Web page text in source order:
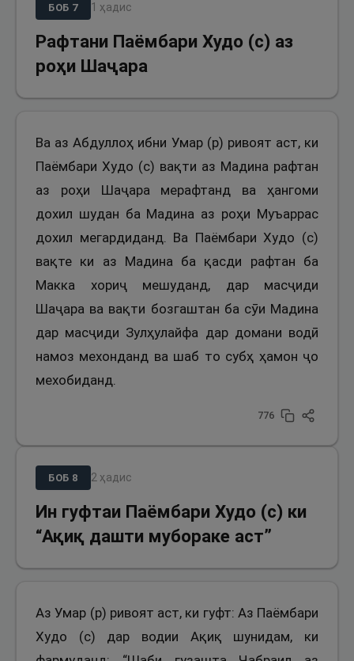
БОБ 7 1 ҳадис
Рафтани Паёмбари Худо (с) аз
роҳи Шаҷара
Ва аз Абдуллоҳ ибни Умар (р) ривоят аст, ки
Паёмбари Худо (с) вақти аз Мадина рафтан
аз роҳи Шаҷара мерафтанд ва ҳангоми
дохил шудан ба Мадина аз роҳи Муъаррас
дохил мегардиданд. Ва Паёмбари Худо (с)
вақте ки аз Мадина ба қасди рафтан ба
Макка хориҷ мешуданд, дар масҷиди
Шаҷара ва вақти бозгаштан ба сӯи Мадина
дар масҷиди Зулҳулайфа дар домани водӣ
намоз мехонданд ва шаб то субҳ ҳамон ҷо
мехобиданд.
776
БОБ 8 2 ҳадис
Ин гуфтаи Паёмбари Худо (с) ки
“Ақиқ дашти мубораке аст”
Аз Умар (р) ривоят аст, ки гуфт: Аз Паёмбари
Худо (с) дар водии Ақиқ шунидам, ки